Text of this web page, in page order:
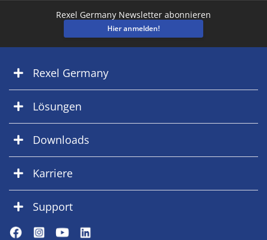
Rexel Germany Newsletter abonnieren
Hier anmelden!
Rexel Germany
Lösungen
Downloads
Karriere
Support